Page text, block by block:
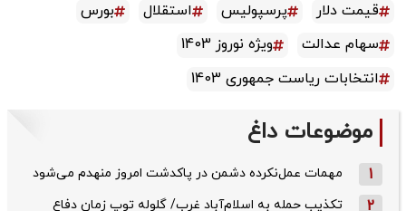
قیمت دلار پرسپولیس استقلال
بورس
سهام عدالت
ویژه نوروز 1403
انتخابات ریاست جمهوری 1403
موضوعات داغ
1 مهمات عمل‌نکرده دشمن در پاکدشت امروز منهدم می‌شود
2 تکذیب حمله به اسلام‌آباد غرب/ گلوله توپ زمان دفاع